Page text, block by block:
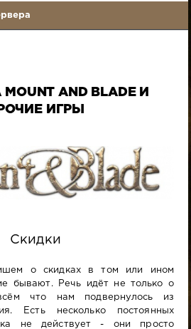
AND BLADE И
ИГРЫ
Скидки
о скидках в том или ином
бывают. Речь идёт не только о
что нам подвернулось из
Есть несколько постоянных
не действует - они просто